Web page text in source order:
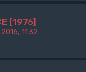
[1976]
11:32